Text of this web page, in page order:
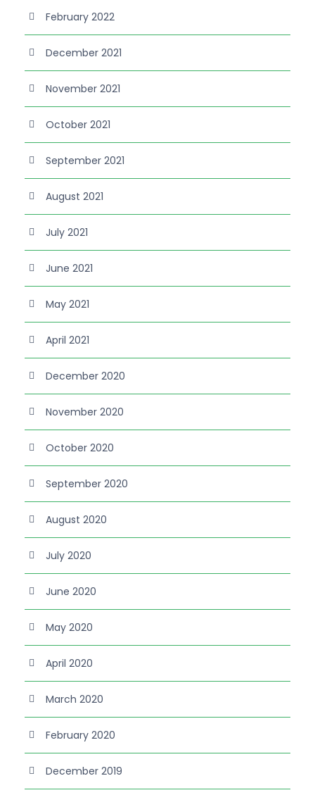
February 2022
December 2021
November 2021
October 2021
September 2021
August 2021
July 2021
June 2021
May 2021
April 2021
December 2020
November 2020
October 2020
September 2020
August 2020
July 2020
June 2020
May 2020
April 2020
March 2020
February 2020
December 2019